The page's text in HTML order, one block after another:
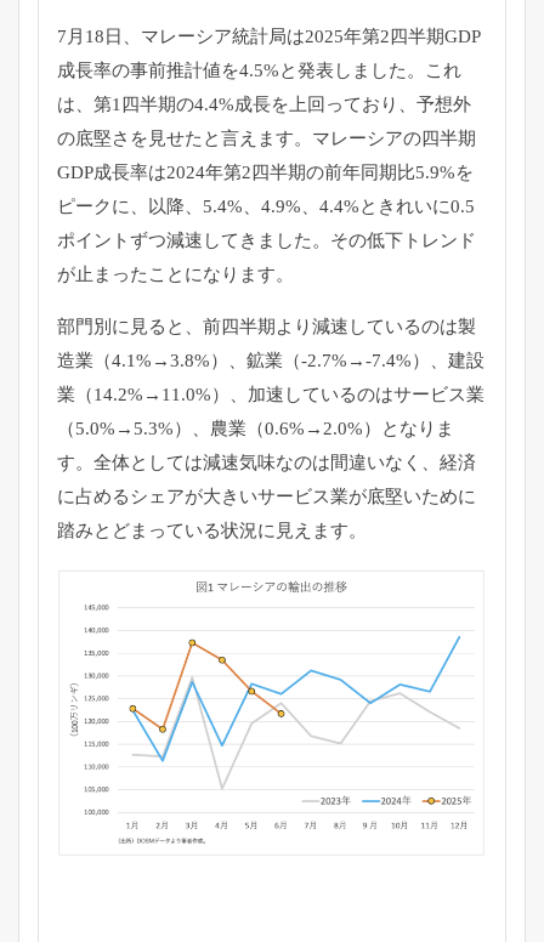
7月18日、マレーシア統計局は2025年第2四半期GDP
成長率の事前推計値を4.5%と発表しました。これ
は、第1四半期の4.4%成長を上回っており、予想外
の底堅さを見せたと言えます。マレーシアの四半期
GDP成長率は2024年第2四半期の前年同期比5.9%を
ピークに、以降、5.4%、4.9%、4.4%ときれいに0.5
ポイントずつ減速してきました。その低下トレンド
が止まったことになります。
部門別に見ると、前四半期より減速しているのは製
造業（4.1%→3.8%）、鉱業（-2.7%→-7.4%）、建設
業（14.2%→11.0%）、加速しているのはサービス業
（5.0%→5.3%）、農業（0.6%→2.0%）となりま
す。全体としては減速気味なのは間違いなく、経済
に占めるシェアが大きいサービス業が底堅いために
踏みとどまっている状況に見えます。